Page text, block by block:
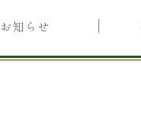
お知らせ